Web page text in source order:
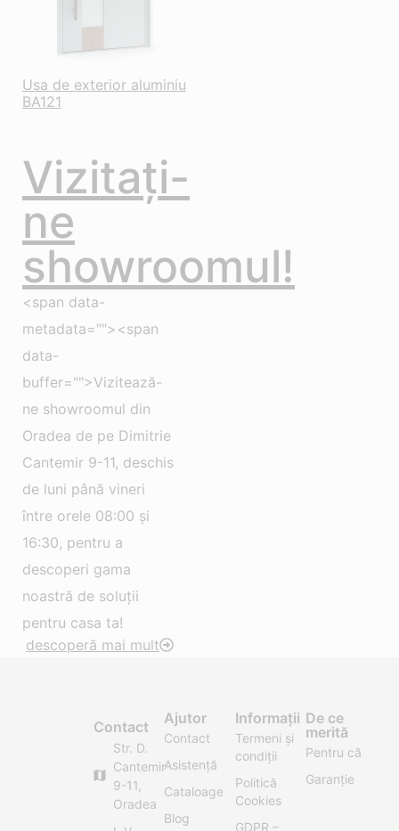
Usa de exterior aluminiu
BA121
Vizitați-
ne
showroomul!
<span data-
metadata=""><span
data-
buffer="">Vizitează-
ne showroomul din
Oradea de pe Dimitrie
Cantemir 9-11, deschis
de luni până vineri
între orele 08:00 și
16:30, pentru a
descoperi gama
noastră de soluții
pentru casa ta!
descoperă mai mult
Contact
Str. D.
Cantemir
9-11,
Oradea
Ajutor
Contact
Asistență
Cataloage
Blog
Informații
Termeni și
condiții
Politică
Cookies
GDPR –
De ce
merită
Pentru că
Garanție